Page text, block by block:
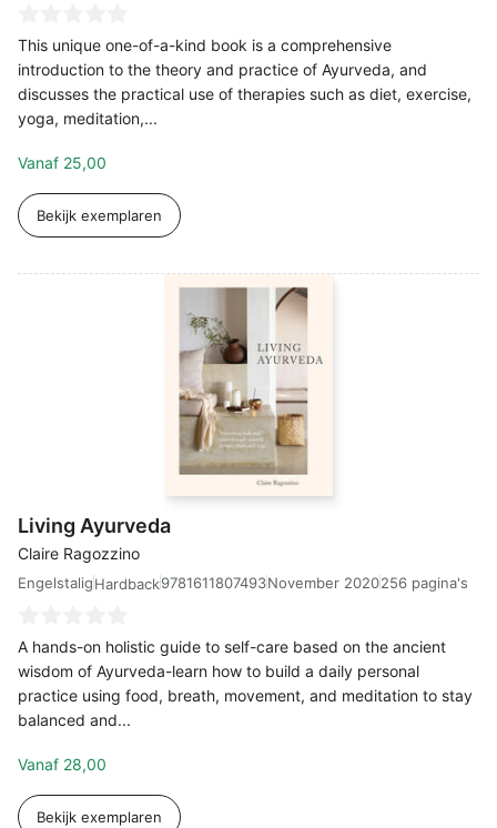
This unique one-of-a-kind book is a comprehensive
introduction to the theory and practice of Ayurveda, and
discusses the practical use of therapies such as diet, exercise,
yoga, meditation,...
Vanaf 25,00
Bekijk exemplaren
Living Ayurveda
Claire Ragozzino
EngelstaligHardback9781611807493November 2020256 pagina's
A hands-on holistic guide to self-care based on the ancient
wisdom of Ayurveda-learn how to build a daily personal
practice using food, breath, movement, and meditation to stay
balanced and...
Vanaf 28,00
Bekijk exemplaren